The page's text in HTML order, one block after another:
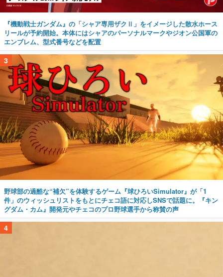
『機動戦士ガンダム』の「シャア専用ザクⅡ」をイメージした散水ホース
リールが予約開始。本体にはシャアのパーソナルマークやジオン公国軍の
エンブレム、型式番号などを配置
3
野球部の過酷な“補欠”を体験するゲーム『球ひろいSimulator』が「1
件」のウィッシュリストをもとにチェコ語に対応しSNSで話題に。『キン
グダム・カム』開発元やチェコのプロ野球選手から称賛の声
4